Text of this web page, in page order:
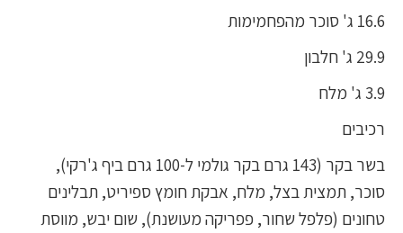
16.6 ג' סוכר מהפחמימות
29.9 ג' חלבון
3.9 ג' מלח
רכיבים
בשר בקר (143 גרם בקר גולמי ל-100 גרם ביף ג'רקי),
סוכר, תמצית בצל, מלח, אבקת חומץ ספיריט, תבלינים
טחונים (פלפל שחור, פפריקה מעושנת), שום יבש, מווסת